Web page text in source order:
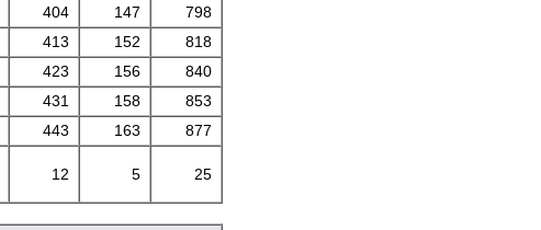
404 147
798
413 152
818
423 156
840
431 158
853
443 163
877
12 5 25